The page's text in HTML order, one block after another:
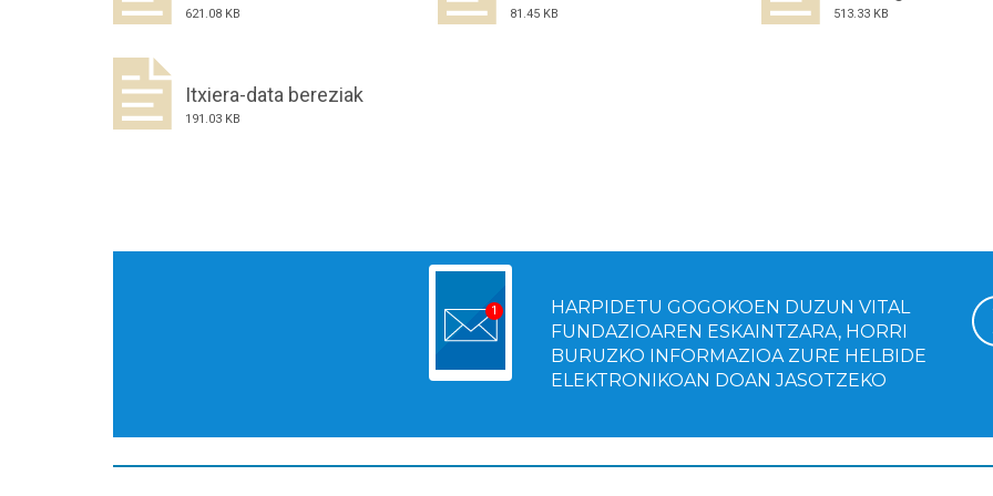
621.08 KB 81.45 KB 513.33 KB
Itxiera-data bereziak
191.03 KB
HARPIDETU GOGOKOEN DUZUN VITAL
FUNDAZIOAREN ESKAINTZARA, HORRI
BURUZKO INFORMAZIOA ZURE HELBIDE
ELEKTRONIKOAN DOAN JASOTZEKO